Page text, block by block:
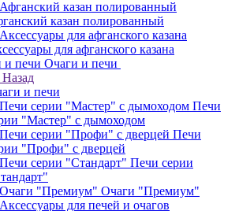
казан полированный
для афганского казана
Очаги и печи
Назад
и печи
Печи
"Мастер" с дымоходом
Печи
"Профи" с дверцей
Печи серии
Очаги "Премиум"